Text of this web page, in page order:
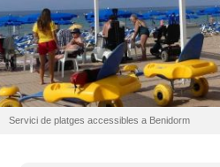
Servici de platges accessibles a Benidorm